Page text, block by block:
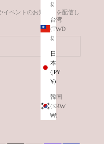
$)
台湾
(TWD
$)
日
本
(JPY
¥)
韓国
(KRW
₩)
イベントのお知らせを配信し